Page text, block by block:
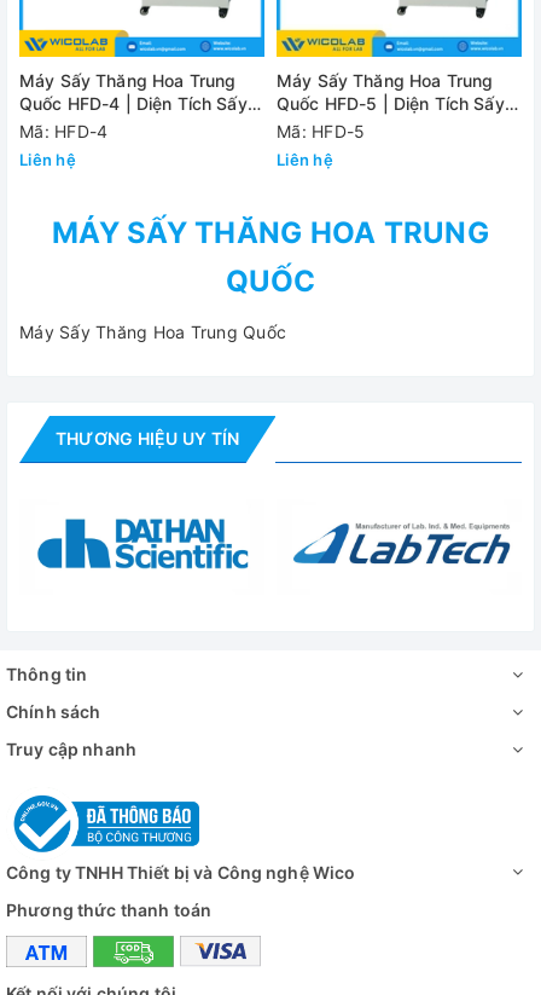
Máy Sấy Thăng Hoa Trung
Quốc HFD-4 | Diện Tích Sấy
0.4m2
Mã: HFD-4
Liên hệ
Máy Sấy Thăng Hoa Trung
Quốc HFD-5 | Diện Tích Sấy
0.5m2
Mã: HFD-5
Liên hệ
MÁY SẤY THĂNG HOA TRUNG
QUỐC
Máy Sấy Thăng Hoa Trung Quốc
THƯƠNG HIỆU UY TÍN
Thông tin
Chính sách
Truy cập nhanh
Công ty TNHH Thiết bị và Công nghệ Wico
Phương thức thanh toán